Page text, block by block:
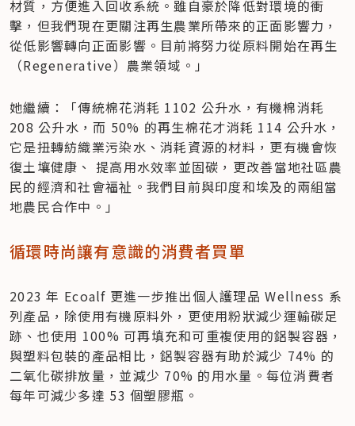
材質，方便進入回收系統。雖自豪於降低對環境的衝
擊，但我們現在更關注再生農業所帶來的正面影響力，
從低影響轉向正面影響。目前將努力從原料開始在再生
（Regenerative）農業領域。」
她繼續：「傳統棉花消耗 1102 公升水，有機棉消耗
208 公升水，而 50% 的再生棉花才消耗 114 公升水，
它是扭轉紡織業污染水、消耗資源的材料，更有機會恢
復土壤健康、 提高用水效率並固碳，更改善當地社區農
民的經濟和社會福祉。我們目前與印度和埃及的兩組當
地農民合作中。」
循環時尚讓有意識的消費者買單
2023 年 Ecoalf 更進一步推出個人護理品 Wellness 系
列產品，除使用有機原料外，更使用粉狀減少運輸碳足
跡、也使用 100% 可再填充和可重複使用的鋁製容器，
與塑料包裝的產品相比，鋁製容器有助於減少 74% 的
二氧化碳排放量，並減少 70% 的用水量。每位消費者
每年可減少多達 53 個塑膠瓶。